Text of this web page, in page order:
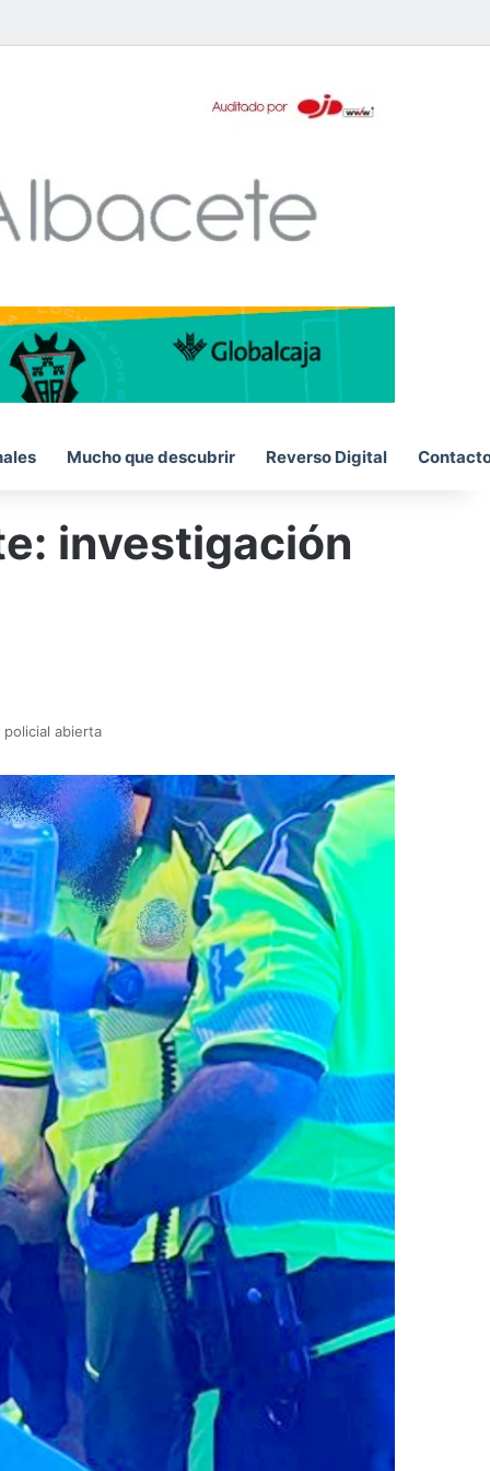
Mucho que descubrir Reverso Digital
investigación
abierta